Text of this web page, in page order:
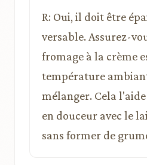
R: Oui, il doit être
versable. Assurez-
fromage à la crème
température
mélanger. Cela
en douceur avec le
sans former de